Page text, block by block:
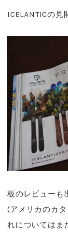
ICELANTICの見
板のレビューも
(アメリカのカ
れについてはま